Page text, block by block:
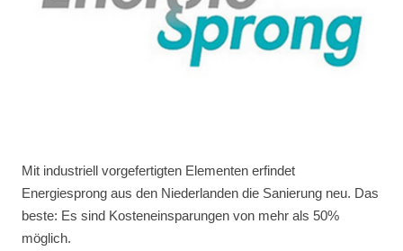
Mit industriell vorgefertigten Elementen erfindet
Energiesprong aus den Niederlanden die Sanierung neu. Das
beste: Es sind Kosteneinsparungen von mehr als 50%
möglich.